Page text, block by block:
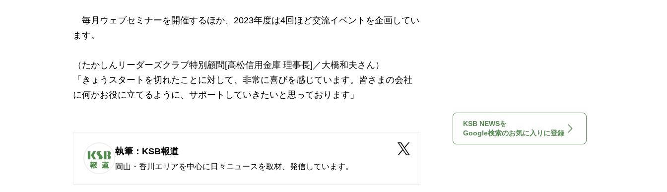
毎月ウェブセミナーを開催するほか、2023年度は4回ほど交流イベントを企画してい
ます。
（たかしんリーダーズクラブ特別顧問[高松信用金庫 理事長]／大橋和夫さん）
「きょうスタートを切れたことに対して、非常に喜びを感じています。皆さまの会社
に何かお役に立てるように、サポートしていきたいと思っております」
執筆：KSB報道
岡山・香川エリアを中心に日々ニュースを取材、発信しています。